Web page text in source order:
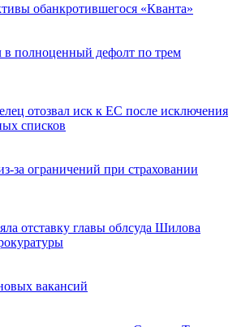
обанкротившегося «Кванта»
в полноценный дефолт по трем
отозвал иск к ЕС после исключения
списков
за ограничений при страховании
отставку главы облсуда Шилова
вакансий